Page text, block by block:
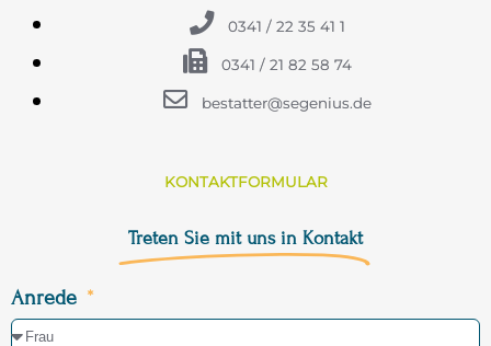
0341 / 22 35 41 1
0341 / 21 82 58 74
bestatter@segenius.de
KONTAKTFORMULAR
Treten Sie mit uns in Kontakt
Anrede